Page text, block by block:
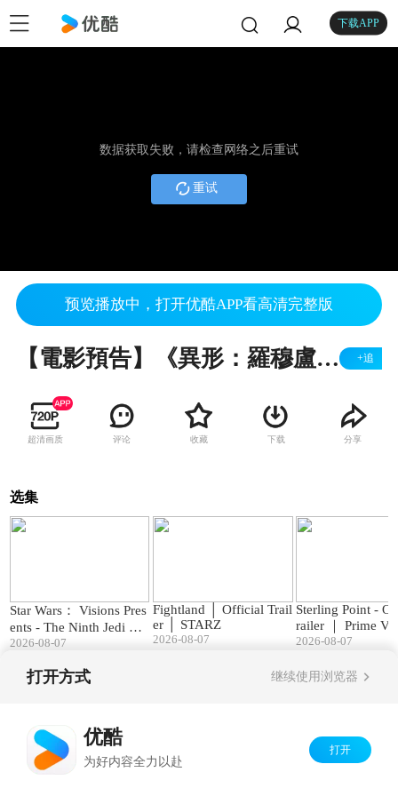
下载APP
数据获取失败，请检查网络之后重试
重试
预览播放中，打开优酷APP看高清完整版
【電影預告】《異形：羅穆盧斯》(Alien： Romulus) 最新電影預告 (中文字幕) +追
超清画质 评论 收藏 下载 分享
选集
Star Wars： Visions Pres
ents - The Ninth Jedi ｜
Official Trailer
2026-08-07
Fightland │ Official Trail
er │ STARZ
2026-08-07
Sterling Point -
railer ｜ Prime
2026-08-07
打开方式 继续使用浏览器
优酷
为好内容全力以赴
打开